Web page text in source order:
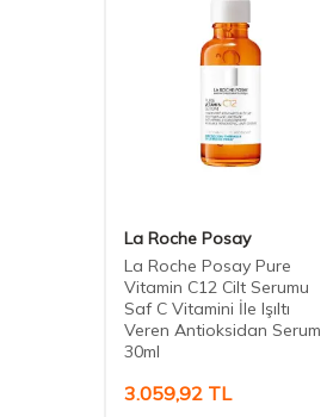
La Roche Posay
La Roche Posay Pure
Vitamin C12 Cilt Serumu
Saf C Vitamini İle Işıltı
Veren Antioksidan Serum
30ml
3.059,92 TL